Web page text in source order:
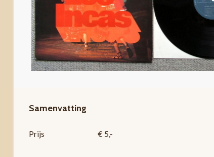
Samenvatting
Prijs € 5,-